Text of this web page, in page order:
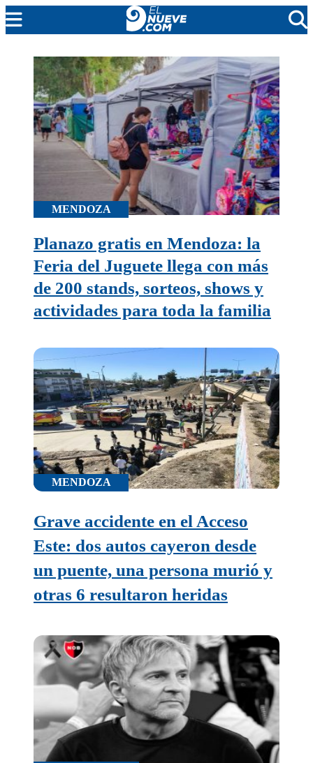
MENDOZA
CADA DÍA
ARGENTINA
NOTICIERO 9
PROTAGONISTAS
EL NUEVE STREAMS
PROGRAMACIÓN
EN VIVO
MENDOZA
Planazo gratis en Mendoza: la
Feria del Juguete llega con más
de 200 stands, sorteos, shows y
actividades para toda la familia
MENDOZA
Grave accidente en el Acceso
Este: dos autos cayeron desde
un puente, una persona murió y
otras 6 resultaron heridas